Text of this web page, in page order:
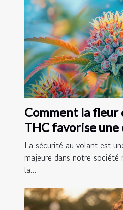
Comment la fleur
THC favorise
sécuritaire
La sécurité au volant est
majeure dans notre société
la...